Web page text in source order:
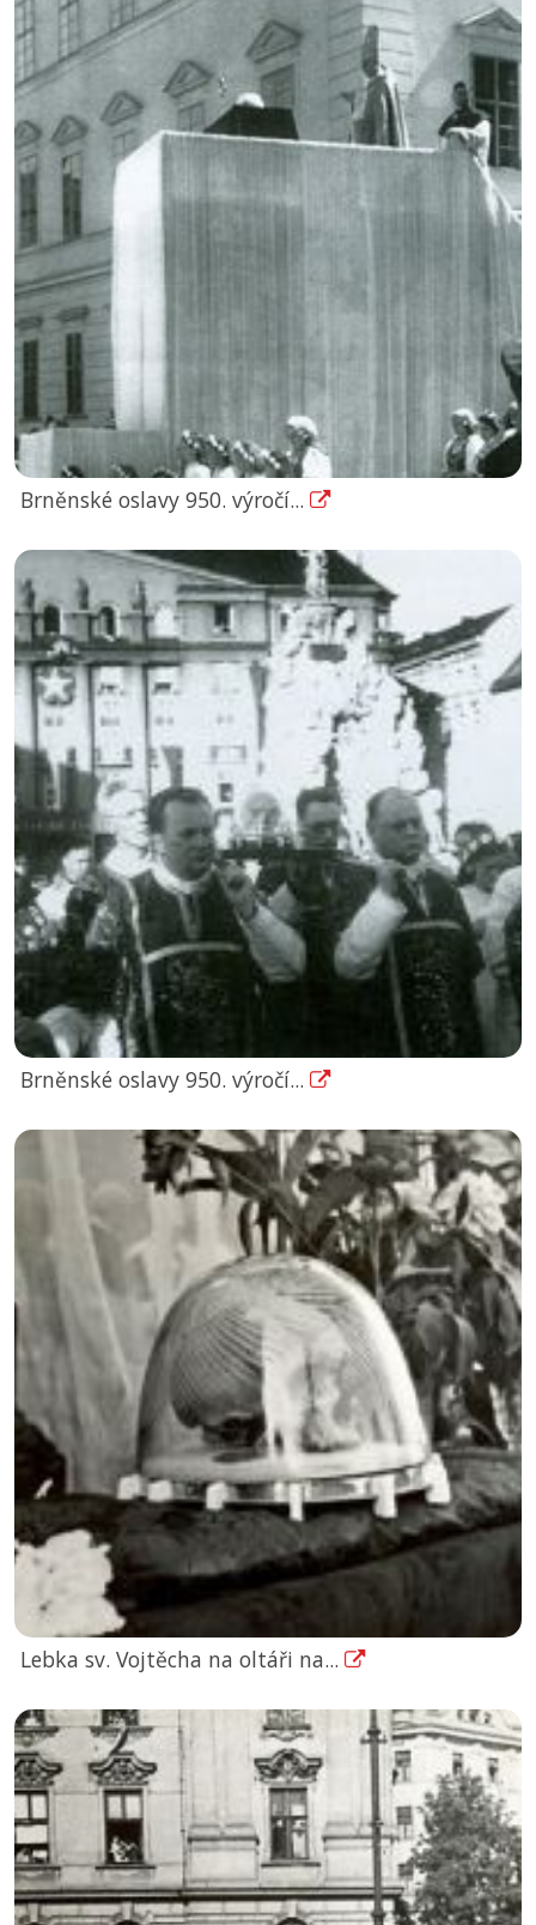
Brněnské oslavy 950. výročí...
Brněnské oslavy 950. výročí...
Lebka sv. Vojtěcha na oltáři na...